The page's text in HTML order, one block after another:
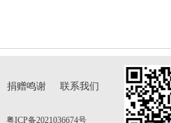
捐赠鸣谢 联系我们
粤ICP备2021036674号